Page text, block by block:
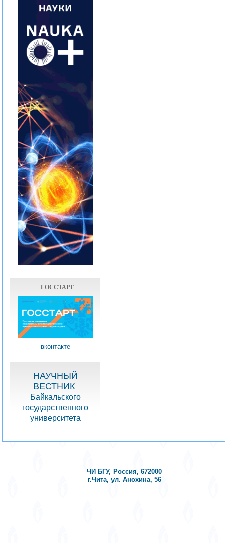
ГОССТАРТ
вконтакте
НАУЧНЫЙ
ВЕСТНИК
Байкальского
государственного
университета
ЧИ БГУ, Россия, 672000
г.Чита, ул. Анохина, 56